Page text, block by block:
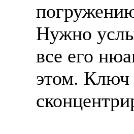
Нужно
все его
этом. Ключ